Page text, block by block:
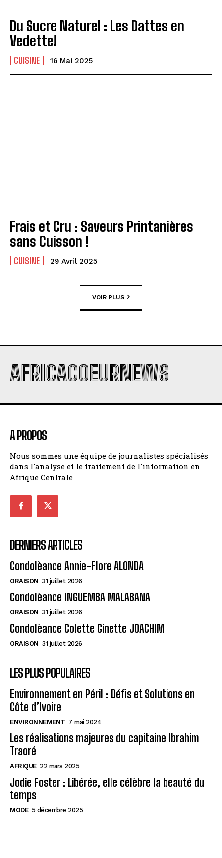
Du Sucre Naturel : Les Dattes en
Vedette!
CUISINE 16 Mai 2025
Frais et Cru : Saveurs Printanières
sans Cuisson !
CUISINE 29 Avril 2025
VOIR PLUS
AFRICACOEURNEWS
A PROPOS
Nous sommes une équipe de journalistes spécialisés
dans l'analyse et le traitement de l'information en
Afrique Centrale
DERNIERS ARTICLES
Condolèance Annie-Flore ALONDA
ORAISON 31 juillet 2026
Condolèance INGUEMBA MALABANA
ORAISON 31 juillet 2026
Condolèance Colette Ginette JOACHIM
ORAISON 31 juillet 2026
LES PLUS POPULAIRES
Environnement en Péril : Défis et Solutions en
Côte d’Ivoire
ENVIRONNEMENT 7 mai 2024
Les réalisations majeures du capitaine Ibrahim
Traoré
AFRIQUE 22 mars 2025
Jodie Foster : Libérée, elle célèbre la beauté du
temps
MODE 5 décembre 2025